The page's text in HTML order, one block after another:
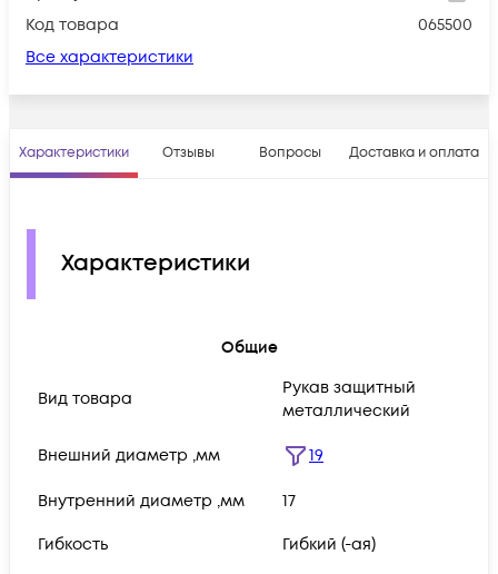
Код товара
065500
Все характеристики
Характеристики Отзывы Вопросы Доставка и оплата
Характеристики
Общие
Вид товара
Рукав защитный
металлический
Внешний диаметр ,мм 19
Внутренний диаметр ,мм 17
Гибкость Гибкий (-ая)